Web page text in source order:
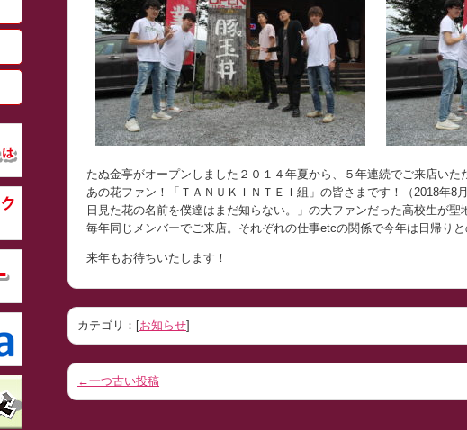
たぬ金亭がオープンしました２０１４年夏から、５年連続でご来店い
あの花ファン！「ＴＡＮＵＫＩＮＴＥＩ組」の皆さまです！（2018年8
日見た花の名前を僕達はまだ知らない。」の大ファンだった高校生が
毎年同じメンバーでご来店。それぞれの仕事etcの関係で今年は日帰り
来年もお待ちいたします！
カテゴリ：[お知らせ]
←一つ古い投稿